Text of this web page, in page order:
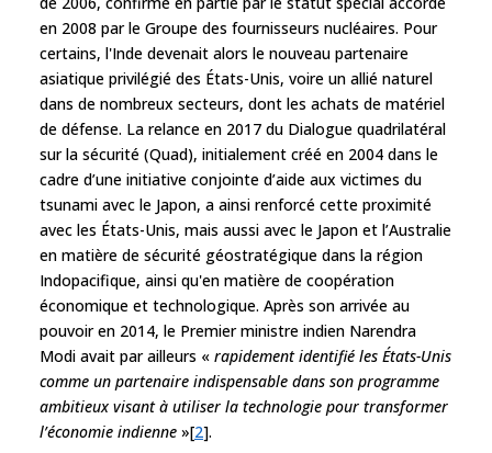
en 2008 par le Groupe des fournisseurs nucléaires. Pour
certains, l'Inde devenait alors le nouveau partenaire
asiatique privilégié des États-Unis, voire un allié naturel
dans de nombreux secteurs, dont les achats de matériel
de défense. La relance en 2017 du Dialogue quadrilatéral
sur la sécurité (Quad), initialement créé en 2004 dans le
cadre d’une initiative conjointe d’aide aux victimes du
tsunami avec le Japon, a ainsi renforcé cette proximité
avec les États-Unis, mais aussi avec le Japon et l’Australie
en matière de sécurité géostratégique dans la région
Indopacifique, ainsi qu'en matière de coopération
économique et technologique. Après son arrivée au
pouvoir en 2014, le Premier ministre indien Narendra
Modi avait par ailleurs « rapidement identifié les États-Unis
comme un partenaire indispensable dans son programme
ambitieux visant à utiliser la technologie pour transformer
l’économie indienne »[2].